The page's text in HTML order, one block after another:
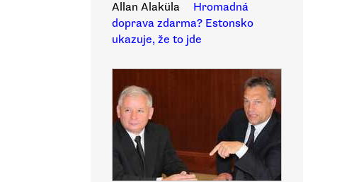
Allan Alaküla
Hromadná
doprava zdarma? Estonsko
ukazuje, že to jde